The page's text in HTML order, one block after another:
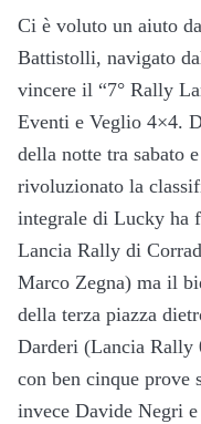
Ci è voluto un aiuto
Battistolli, navigato
vincere il “7° Rally
Eventi e Veglio 4×4.
della notte tra sabato
rivoluzionato la
integrale di Lucky ha
Lancia Rally di
Marco Zegna) ma il
della terza piazza
Darderi (Lancia Rally
con ben cinque
invece Davide Negri e